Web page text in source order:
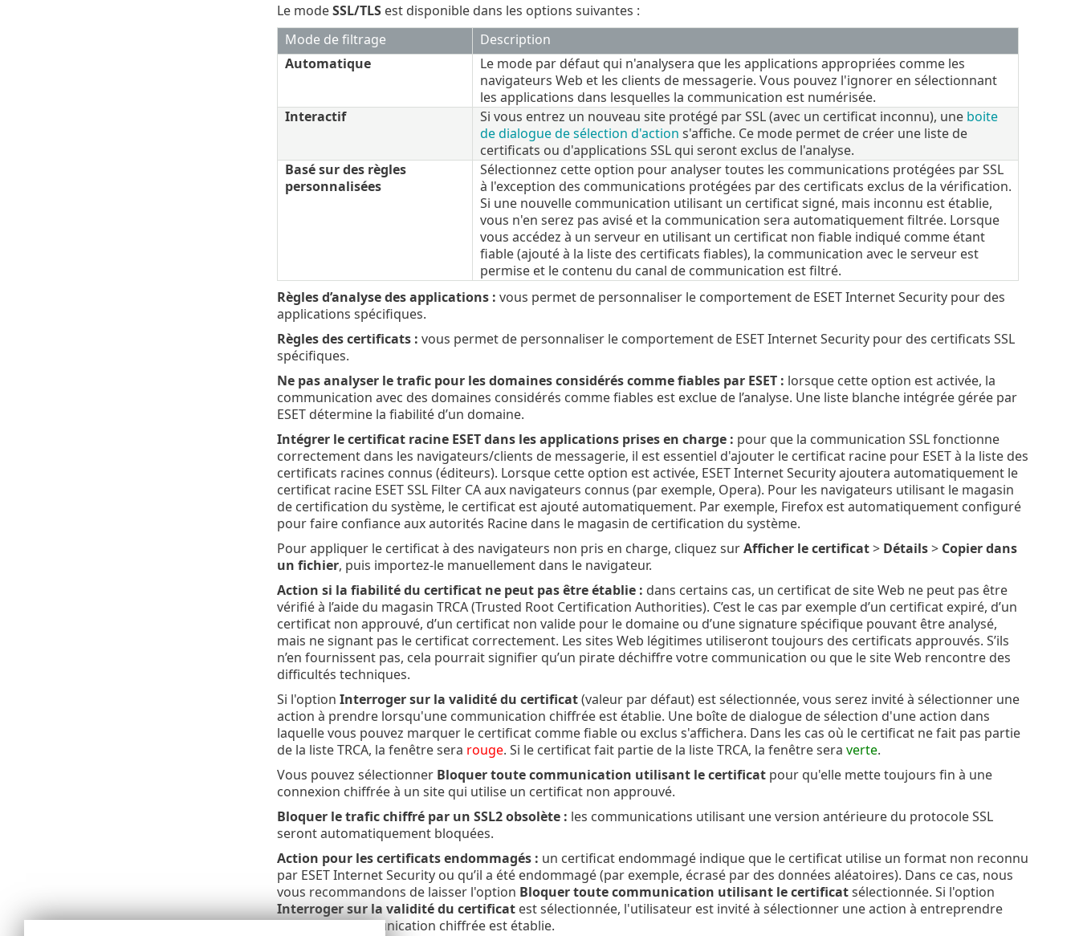
Le modeSSL/TLSest disponible dans les options suivantes :
Mode de filtrage
Description
Automatique
Le mode par défaut qui n'analysera que les applications appropriées comme les
navigateurs Web et les clients de messagerie. Vous pouvez l'ignorer en sélectionnant
les applications dans lesquelles la communication est numérisée.
Interactif
Si vous entrez un nouveau site protégé par SSL (avec un certificat inconnu), une boite
de dialogue de sélection d'action s'affiche. Ce mode permet de créer une liste de
certificats ou d'applications SSL qui seront exclus de l'analyse.
Basé sur des règles
personnalisées
Sélectionnez cette option pour analyser toutes les communications protégées par SSL
à l'exception des communications protégées par des certificats exclus de la vérification.
Si une nouvelle communication utilisant un certificat signé, mais inconnu est établie,
vous n'en serez pas avisé et la communication sera automatiquement filtrée. Lorsque
vous accédez à un serveur en utilisant un certificat non fiable indiqué comme étant
fiable (ajouté à la liste des certificats fiables), la communication avec le serveur est
permise et le contenu du canal de communication est filtré.
Règles d’analyse des applications : vous permet de personnaliser le comportement de ESET Internet Security pour des
applications spécifiques.
Règles des certificats : vous permet de personnaliser le comportement de ESET Internet Security pour des certificats SSL
spécifiques.
Ne pas analyser le trafic pour les domaines considérés comme fiables par ESET : lorsque cette option est activée, la
communication avec des domaines considérés comme fiables est exclue de l’analyse. Une liste blanche intégrée gérée par
ESET détermine la fiabilité d’un domaine.
Intégrer le certificat racine ESET dans les applications prises en charge : pour que la communication SSL fonctionne
correctement dans les navigateurs/clients de messagerie, il est essentiel d'ajouter le certificat racine pour ESET à la liste des
certificats racines connus (éditeurs). Lorsque cette option est activée, ESET Internet Security ajoutera automatiquement le
certificat racine ESET SSL Filter CA aux navigateurs connus (par exemple, Opera). Pour les navigateurs utilisant le magasin
de certification du système, le certificat est ajouté automatiquement. Par exemple, Firefox est automatiquement configuré
pour faire confiance aux autorités Racine dans le magasin de certification du système.
Pour appliquer le certificat à des navigateurs non pris en charge, cliquez surAfficher le certificat> Détails> Copier dans
un fichier, puis importez-le manuellement dans le navigateur.
Action si la fiabilité du certificat ne peut pas être établie : dans certains cas, un certificat de site Web ne peut pas être
vérifié à l’aide du magasin TRCA (Trusted Root Certification Authorities). C’est le cas par exemple d’un certificat expiré, d’un
certificat non approuvé, d’un certificat non valide pour le domaine ou d’une signature spécifique pouvant être analysé,
mais ne signant pas le certificat correctement. Les sites Web légitimes utiliseront toujours des certificats approuvés. S’ils
n’en fournissent pas, cela pourrait signifier qu’un pirate déchiffre votre communication ou que le site Web rencontre des
difficultés techniques.
Si l'option Interroger sur la validité du certificat(valeur par défaut) est sélectionnée, vous serez invité à sélectionner une
action à prendre lorsqu'une communication chiffrée est établie. Une boîte de dialogue de sélection d'une action dans
laquelle vous pouvez marquer le certificat comme fiable ou exclus s'affichera. Dans les cas où le certificat ne fait pas partie
de la liste TRCA, la fenêtre sera rouge. Si le certificat fait partie de la liste TRCA, la fenêtre sera verte.
Vous pouvez sélectionner Bloquer toute communication utilisant le certificat pour qu'elle mette toujours fin à une
connexion chiffrée à un site qui utilise un certificat non approuvé.
Bloquer le trafic chiffré par un SSL2 obsolète : les communications utilisant une version antérieure du protocole SSL
seront automatiquement bloquées.
Action pour les certificats endommagés : un certificat endommagé indique que le certificat utilise un format non reconnu
par ESET Internet Security ou qu’il a été endommagé (par exemple, écrasé par des données aléatoires). Dans ce cas, nous
vous recommandons de laisser l'option Bloquer toute communication utilisant le certificatsélectionnée. Si l'option
Interroger sur la validité du certificatest sélectionnée, l'utilisateur est invité à sélectionner une action à entreprendre
lorsque la communication chiffrée est établie.